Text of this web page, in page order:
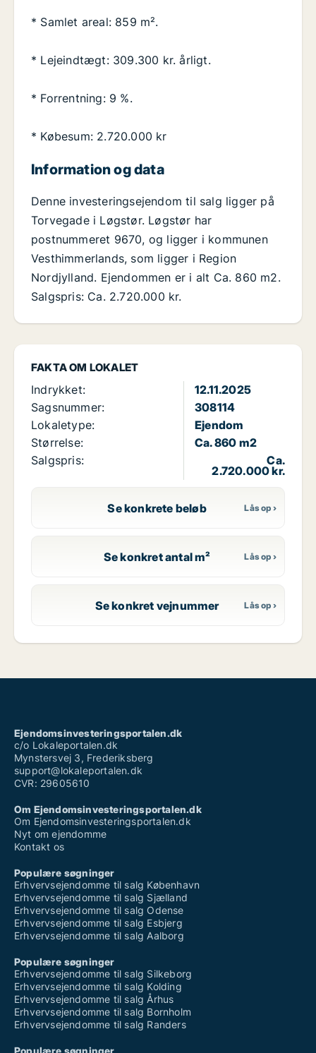
FAKTA OM LOKALET
Indrykket:
12.11.2025
Sagsnummer:
308114
Lokaletype:
Ejendom
Størrelse:
Ca. 860 m2
Salgspris:
Ca.
2.720.000 kr.
Se konkrete beløb
Se konkret antal m²
Se konkret vejnummer
* Samlet areal: 859 m².
* Lejeindtægt: 309.300 kr. årligt.
* Forrentning: 9 %.
* Købesum: 2.720.000 kr
Information og data
Denne investeringsejendom til salg ligger på
Torvegade i Løgstør. Løgstør har
postnummeret 9670, og ligger i kommunen
Vesthimmerlands, som ligger i Region
Nordjylland. Ejendommen er i alt Ca. 860 m2.
Salgspris: Ca. 2.720.000 kr.
Ejendomsinvesteringsportalen.dk
c/o Lokaleportalen.dk
Mynstersvej 3, Frederiksberg
support@lokaleportalen.dk
CVR: 29605610
Om Ejendomsinvesteringsportalen.dk
Om Ejendomsinvesteringsportalen.dk
Nyt om ejendomme
Kontakt os
Populære søgninger
Erhvervsejendomme til salg København
Erhvervsejendomme til salg Sjælland
Erhvervsejendomme til salg Odense
Erhvervsejendomme til salg Esbjerg
Erhvervsejendomme til salg Aalborg
Populære søgninger
Erhvervsejendomme til salg Silkeborg
Erhvervsejendomme til salg Kolding
Erhvervsejendomme til salg Århus
Erhvervsejendomme til salg Bornholm
Erhvervsejendomme til salg Randers